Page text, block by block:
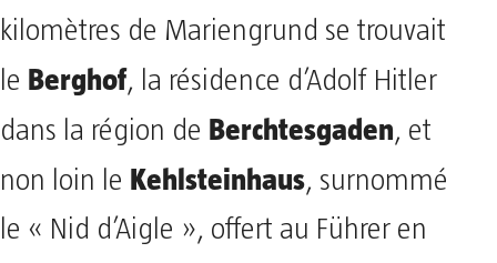
kilomètres de Mariengrund se trouvait
le Berghof, la résidence d’Adolf Hitler
dans la région de Berchtesgaden, et
non loin le Kehlsteinhaus, surnommé
le « Nid d’Aigle », offert au Führer en